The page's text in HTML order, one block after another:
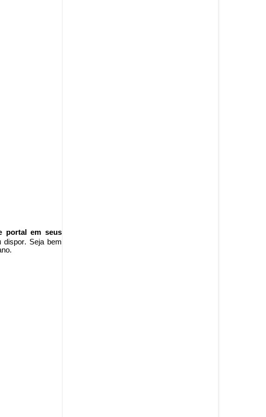
portal em seus
dispor. Seja bem